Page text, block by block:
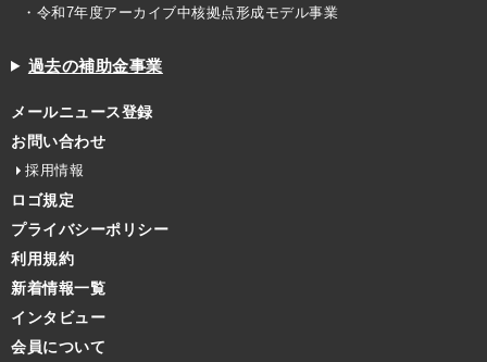
・令和7年度アーカイブ中核拠点形成モデル事業
過去の補助金事業
メールニュース登録
お問い合わせ
採用情報
ロゴ規定
プライバシーポリシー
利用規約
新着情報一覧
インタビュー
会員について